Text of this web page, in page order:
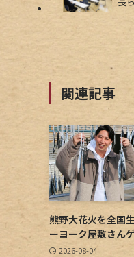
関連記事
熊野大花火を全国
ーヨーク屋敷さん
2026-08-04